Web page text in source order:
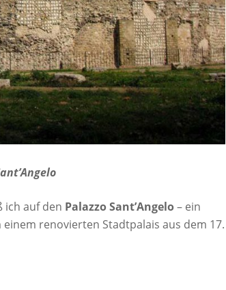
ich auf den Palazzo Sant’Angelo– ein
renovierten Stadtpalais aus dem 17.